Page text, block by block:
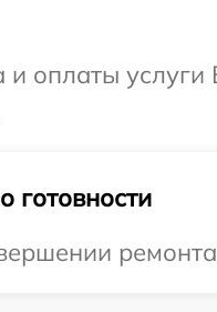
оплаты
готовности
ремонта